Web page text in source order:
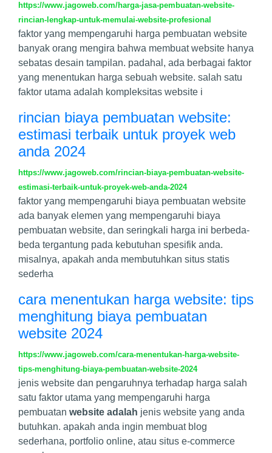
https://www.jagoweb.com/harga-jasa-pembuatan-website-
rincian-lengkap-untuk-memulai-website-profesional
faktor yang mempengaruhi harga pembuatan website
banyak orang mengira bahwa membuat website hanya
sebatas desain tampilan. padahal, ada berbagai faktor
yang menentukan harga sebuah website. salah satu
faktor utama adalah kompleksitas website i
rincian biaya pembuatan website:
estimasi terbaik untuk proyek web
anda 2024
https://www.jagoweb.com/rincian-biaya-pembuatan-website-
estimasi-terbaik-untuk-proyek-web-anda-2024
faktor yang mempengaruhi biaya pembuatan website
ada banyak elemen yang mempengaruhi biaya
pembuatan website, dan seringkali harga ini berbeda-
beda tergantung pada kebutuhan spesifik anda.
misalnya, apakah anda membutuhkan situs statis
sederha
cara menentukan harga website: tips
menghitung biaya pembuatan
website 2024
https://www.jagoweb.com/cara-menentukan-harga-website-
tips-menghitung-biaya-pembuatan-website-2024
jenis website dan pengaruhnya terhadap harga salah
satu faktor utama yang mempengaruhi harga
pembuatan website adalah jenis website yang anda
butuhkan. apakah anda ingin membuat blog
sederhana, portfolio online, atau situs e-commerce